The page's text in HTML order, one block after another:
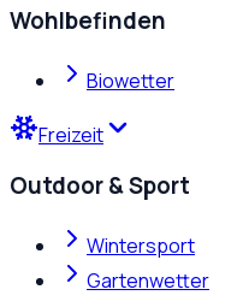
Wohlbefinden
Biowetter
Freizeit
Outdoor & Sport
Wintersport
Gartenwetter